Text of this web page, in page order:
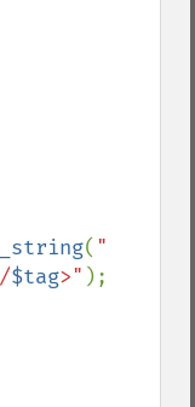
( "
$tag>" );